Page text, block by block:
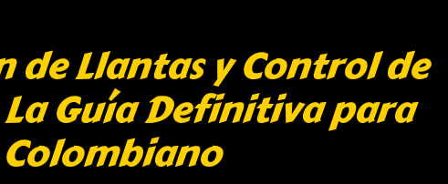
de Llantas y Control de
Guía Definitiva para